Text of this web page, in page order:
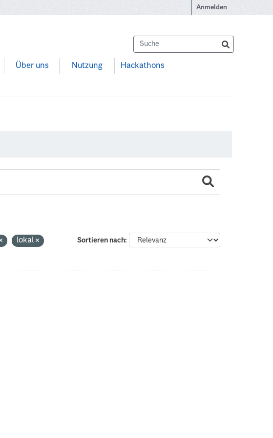
Anmelden
Über uns Nutzung Hackathons
Sortieren nach
lokal